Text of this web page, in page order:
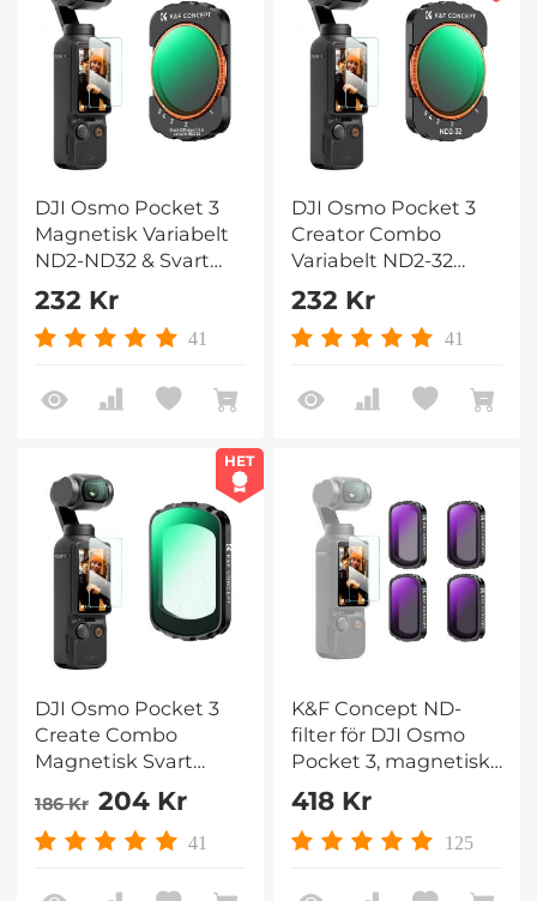
DJI Osmo Pocket 3
Magnetisk Variabelt
ND2-ND32 & Svart
Dimma 1/4 2-i-1 Filter,
Flerbelagt / HD
Optiskt Glas / Gimbal
232 Kr
41
DJI Osmo Pocket 3
Creator Combo
Variabelt ND2-32
Neutralt Täthet VND-
filter Magnetisk
Installation
Glas
232 Kr
41
HET
DJI Osmo Pocket 3
Create Combo
Magnetisk Svart
Dimma 1/8 Filter
Flerbelagt Dimma
Drömliknande
Effektfilter för Video /
186 Kr 204 Kr
41
K&F Concept ND-
filter för DJI Osmo
Pocket 3, magnetiska
ND4+ND8+ND16+ND32-
filter 4-packssats 28-
lagers nanobelagt
418 Kr
125